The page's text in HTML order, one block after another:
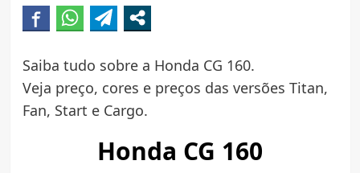
Saiba tudo sobre a Honda CG 160.
Veja preço, cores e preços das versões Titan,
Fan, Start e Cargo.
Honda CG 160